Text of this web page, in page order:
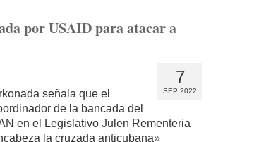
por USAID para atacar a
7
SEP 2022
señala que el
de la bancada del
en el Legislativo Julen Rementeria
la cruzada anticubana»